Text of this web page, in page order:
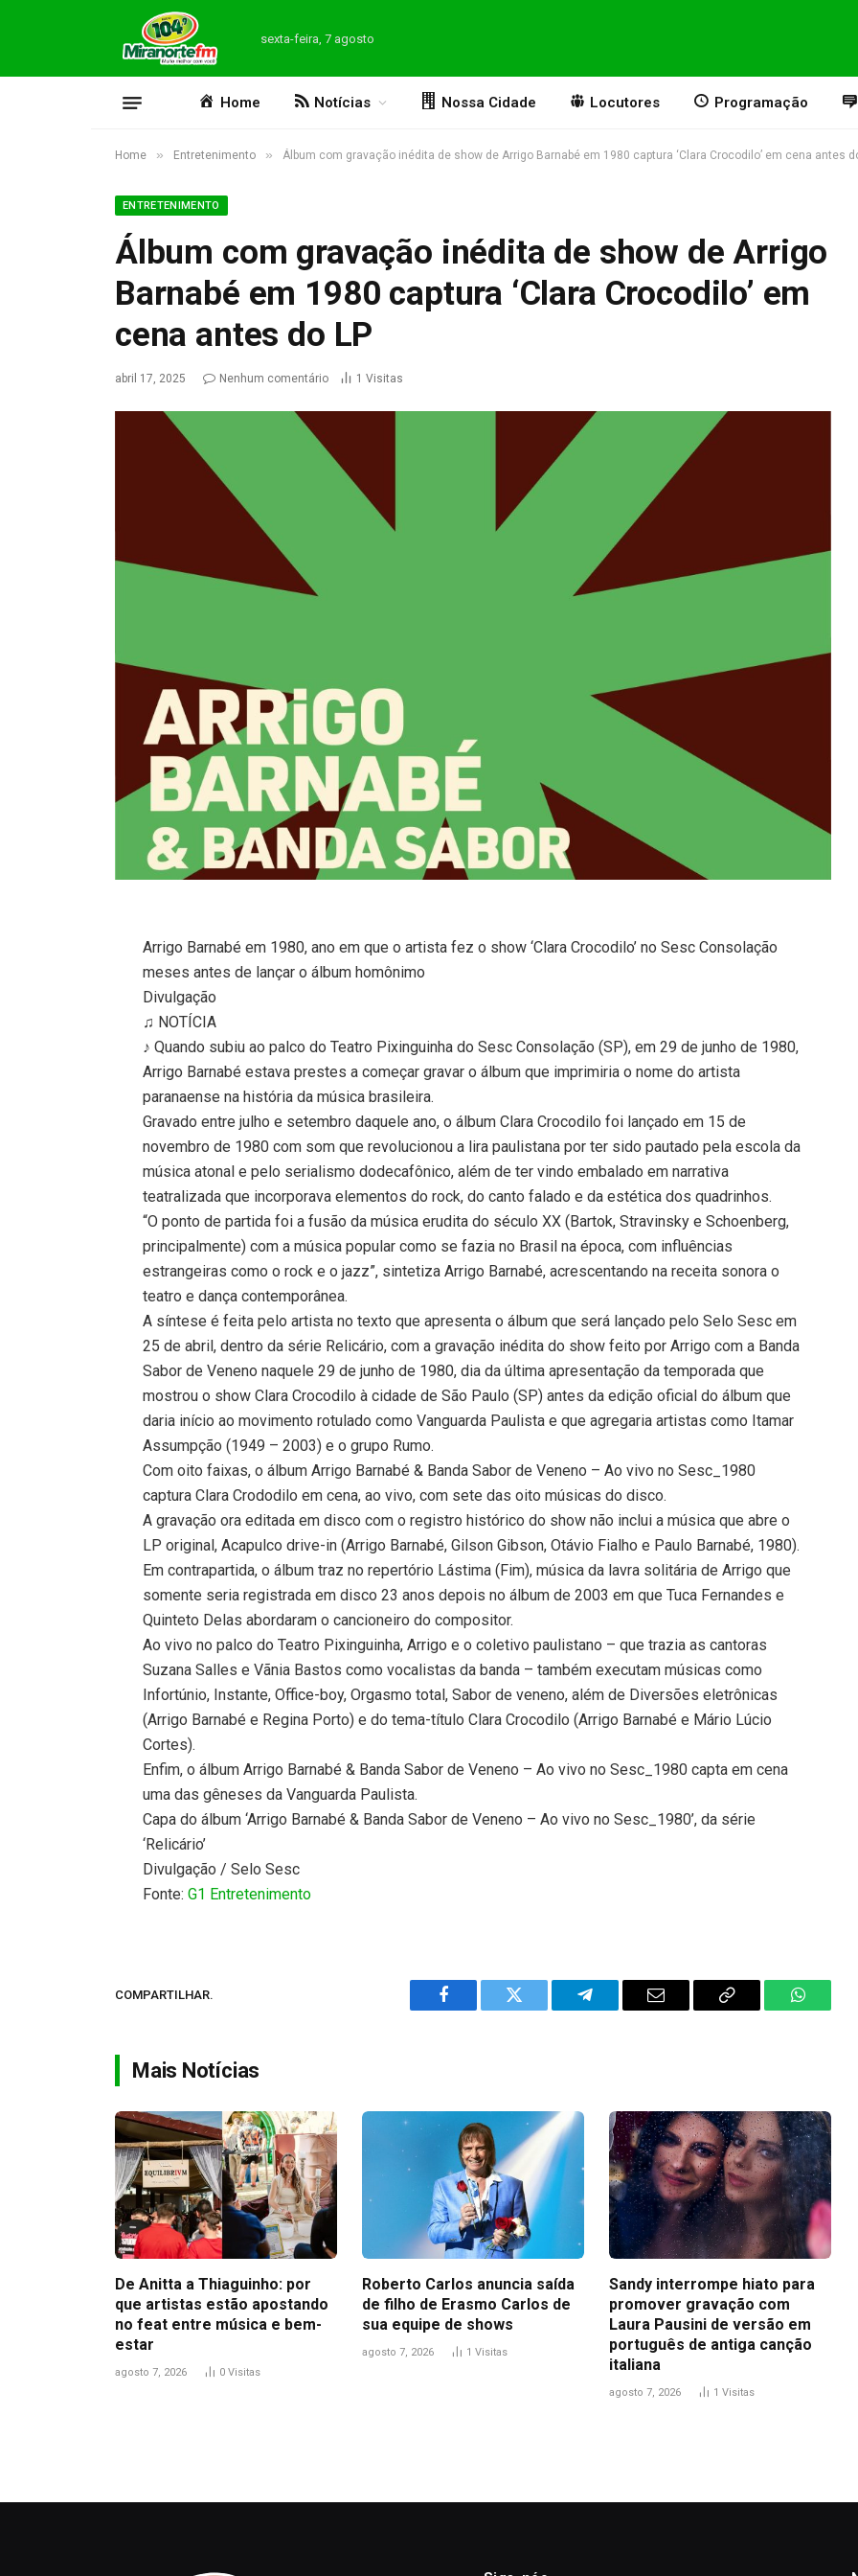
sexta-feira, 7 agosto
Home Notícias Nossa Cidade Locutores Programação
Home » Entretenimento » Álbum com gravação inédita de show de Arrigo Barnabé em 1980 captura ‘Clara Crocodilo’ em cena antes
ENTRETENIMENTO
Álbum com gravação inédita de show de Arrigo
Barnabé em 1980 captura ‘Clara Crocodilo’ em
cena antes do LP
abril 17, 2025 Nenhum comentário 1 Visitas
Arrigo Barnabé em 1980, ano em que o artista fez o show ‘Clara Crocodilo’ no Sesc Consolação
meses antes de lançar o álbum homônimo
Divulgação
♫ NOTÍCIA
♪ Quando subiu ao palco do Teatro Pixinguinha do Sesc Consolação (SP), em 29 de junho de 1980,
Arrigo Barnabé estava prestes a começar gravar o álbum que imprimiria o nome do artista
paranaense na história da música brasileira.
Gravado entre julho e setembro daquele ano, o álbum Clara Crocodilo foi lançado em 15 de
novembro de 1980 com som que revolucionou a lira paulistana por ter sido pautado pela escola da
música atonal e pelo serialismo dodecafônico, além de ter vindo embalado em narrativa
teatralizada que incorporava elementos do rock, do canto falado e da estética dos quadrinhos.
“O ponto de partida foi a fusão da música erudita do século XX (Bartok, Stravinsky e Schoenberg,
principalmente) com a música popular como se fazia no Brasil na época, com influências
estrangeiras como o rock e o jazz”, sintetiza Arrigo Barnabé, acrescentando na receita sonora o
teatro e dança contemporânea.
A síntese é feita pelo artista no texto que apresenta o álbum que será lançado pelo Selo Sesc em
25 de abril, dentro da série Relicário, com a gravação inédita do show feito por Arrigo com a Banda
Sabor de Veneno naquele 29 de junho de 1980, dia da última apresentação da temporada que
mostrou o show Clara Crocodilo à cidade de São Paulo (SP) antes da edição oficial do álbum que
daria início ao movimento rotulado como Vanguarda Paulista e que agregaria artistas como Itamar
Assumpção (1949 – 2003) e o grupo Rumo.
Com oito faixas, o álbum Arrigo Barnabé & Banda Sabor de Veneno – Ao vivo no Sesc_1980
captura Clara Crododilo em cena, ao vivo, com sete das oito músicas do disco.
A gravação ora editada em disco com o registro histórico do show não inclui a música que abre o
LP original, Acapulco drive-in (Arrigo Barnabé, Gilson Gibson, Otávio Fialho e Paulo Barnabé, 1980).
Em contrapartida, o álbum traz no repertório Lástima (Fim), música da lavra solitária de Arrigo que
somente seria registrada em disco 23 anos depois no álbum de 2003 em que Tuca Fernandes e
Quinteto Delas abordaram o cancioneiro do compositor.
Ao vivo no palco do Teatro Pixinguinha, Arrigo e o coletivo paulistano – que trazia as cantoras
Suzana Salles e Vãnia Bastos como vocalistas da banda – também executam músicas como
Infortúnio, Instante, Office-boy, Orgasmo total, Sabor de veneno, além de Diversões eletrônicas
(Arrigo Barnabé e Regina Porto) e do tema-título Clara Crocodilo (Arrigo Barnabé e Mário Lúcio
Cortes).
Enfim, o álbum Arrigo Barnabé & Banda Sabor de Veneno – Ao vivo no Sesc_1980 capta em cena
uma das gêneses da Vanguarda Paulista.
Capa do álbum ‘Arrigo Barnabé & Banda Sabor de Veneno – Ao vivo no Sesc_1980’, da série
‘Relicário’
Divulgação / Selo Sesc
Fonte:G1 Entretenimento
COMPARTILHAR.
Facebook Twitter Telegram Email
Copy
Mais Notícias
De Anitta a Thiaguinho: por
que artistas estão apostando
no feat entre música e bem-
estar
agosto 7, 2026 0 Visitas
Roberto Carlos anuncia saída
de filho de Erasmo Carlos de
sua equipe de shows
agosto 7, 2026 1 Visitas
Sandy interrompe hiato para
promover gravação com
Laura Pausini de versão em
português de antiga canção
italiana
agosto 7, 2026 1 Visitas